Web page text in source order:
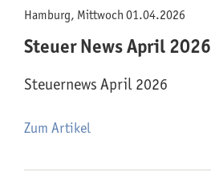
Hamburg, Mittwoch 01.04.2026
Steuer News April 2026
Steuernews April 2026
Zum Artikel